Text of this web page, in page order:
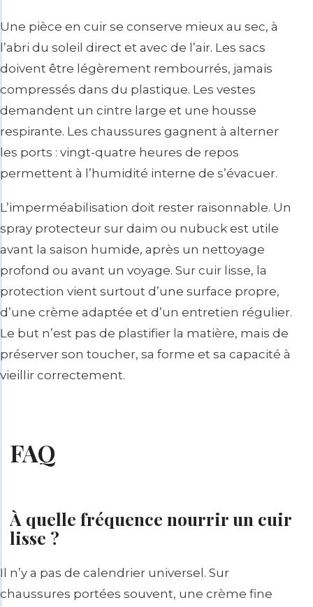
Une pièce en cuir se conserve mieux au sec, à
l’abri du soleil direct et avec de l’air. Les sacs
doivent être légèrement rembourrés, jamais
compressés dans du plastique. Les vestes
demandent un cintre large et une housse
respirante. Les chaussures gagnent à alterner
les ports : vingt-quatre heures de repos
permettent à l’humidité interne de s’évacuer.
L’imperméabilisation doit rester raisonnable. Un
spray protecteur sur daim ou nubuck est utile
avant la saison humide, après un nettoyage
profond ou avant un voyage. Sur cuir lisse, la
protection vient surtout d’une surface propre,
d’une crème adaptée et d’un entretien régulier.
Le but n’est pas de plastifier la matière, mais de
préserver son toucher, sa forme et sa capacité à
vieillir correctement.
FAQ
À quelle fréquence nourrir un cuir
lisse ?
Il n’y a pas de calendrier universel. Sur
chaussures portées souvent, une crème fine